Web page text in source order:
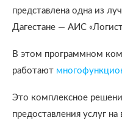
представлена одна из
Дагестане — АИС
В этом программном
работают
Это комплексное
предоставления услуг